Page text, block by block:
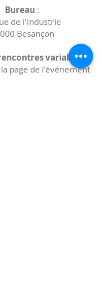
Bureau :
de l'Industrie
Besançon
variables :
page de l'événement